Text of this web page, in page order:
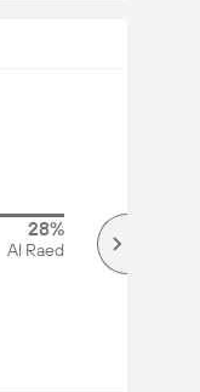
28%
Al Raed